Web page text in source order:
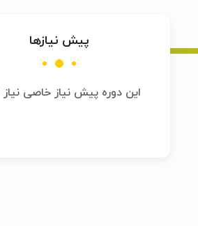
پیش نیازها
این دوره پیش نیاز خاصی نیاز